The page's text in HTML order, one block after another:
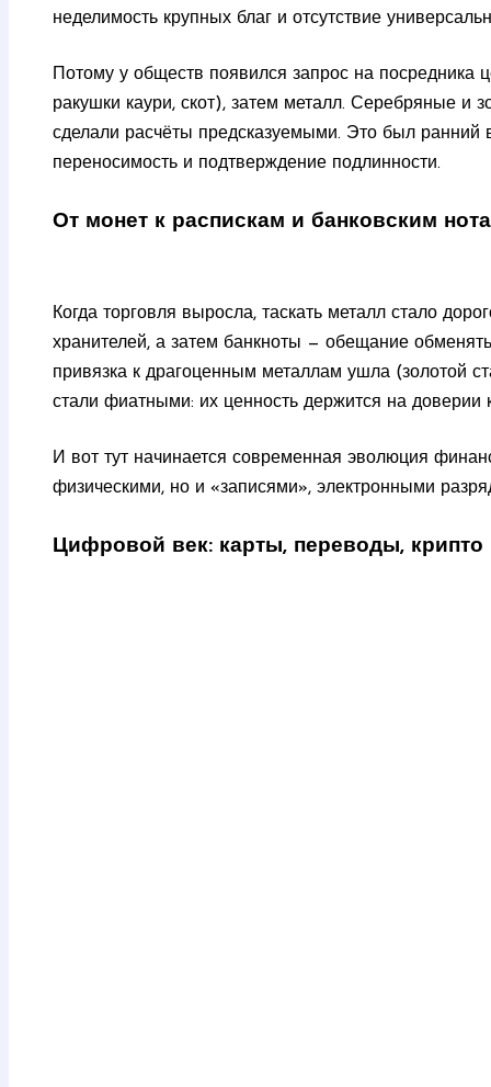
неделимость крупных благ и отсутствие
Потому у обществ появился запрос на посредника
ракушки каури, скот), затем металл. Серебряные и
сделали расчёты предсказуемыми. Это был ранний
переносимость и подтверждение подлинности.
От монет к распискам и банковским
Когда торговля выросла, таскать металл стало
хранителей, а затем банкноты — обещание
привязка к драгоценным металлам ушла (золотой
стали фиатными: их ценность держится на доверии
И вот тут начинается современная эволюция
физическими, но и «записями», электронными
Цифровой век: карты, переводы, крипто